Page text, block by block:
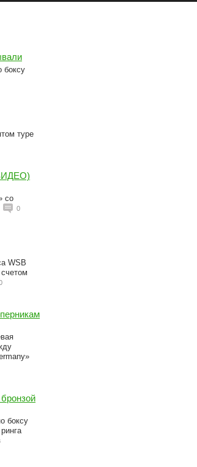
боксу
туре
со
0
WSB
боксу